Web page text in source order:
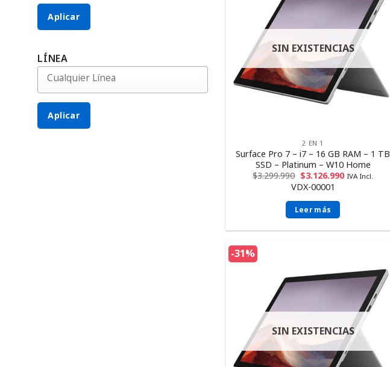
Aplicar
LÍNEA
Aplicar
SIN EXISTENCIAS
2 EN 1
Surface Pro 7 – i7 – 16 GB RAM – 1 TB
SSD – Platinum – W10 Home
$3.299.990 $3.126.990 IVA Incl.
VDX-00001
Leer más
-31%
SIN EXISTENCIAS